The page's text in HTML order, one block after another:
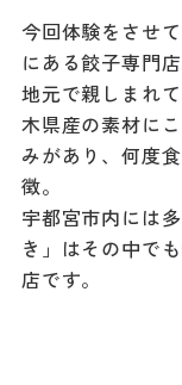
今回体験をさせ
にある餃子専門店
地元で親しまれ
木県産の素材に
みがあり、何度
徴。
宇都宮市内には
き」はその中で
店です。